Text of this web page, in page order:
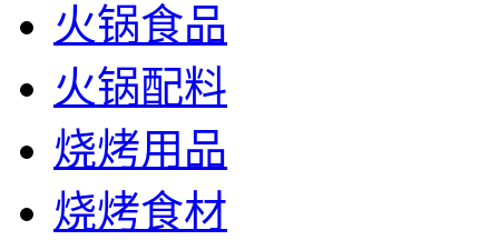
火锅食品
火锅配料
烧烤用品
烧烤食材